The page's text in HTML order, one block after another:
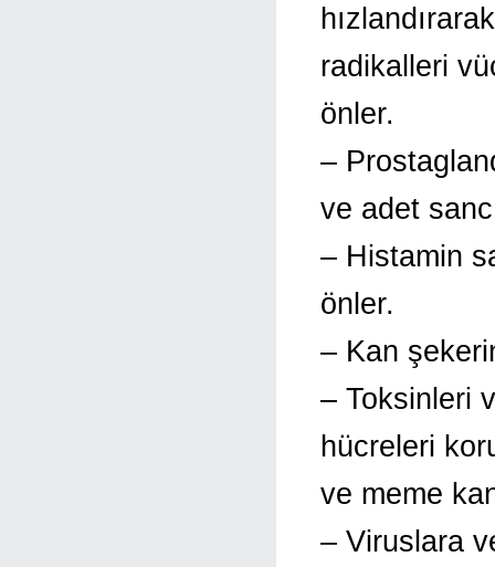
radikalleri
önler.
–
ve adet
– Histamin
önler.
– Kan
– Toksinleri
hücreleri
ve meme
– Viruslara